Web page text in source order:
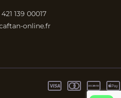
139 00017
online.fr